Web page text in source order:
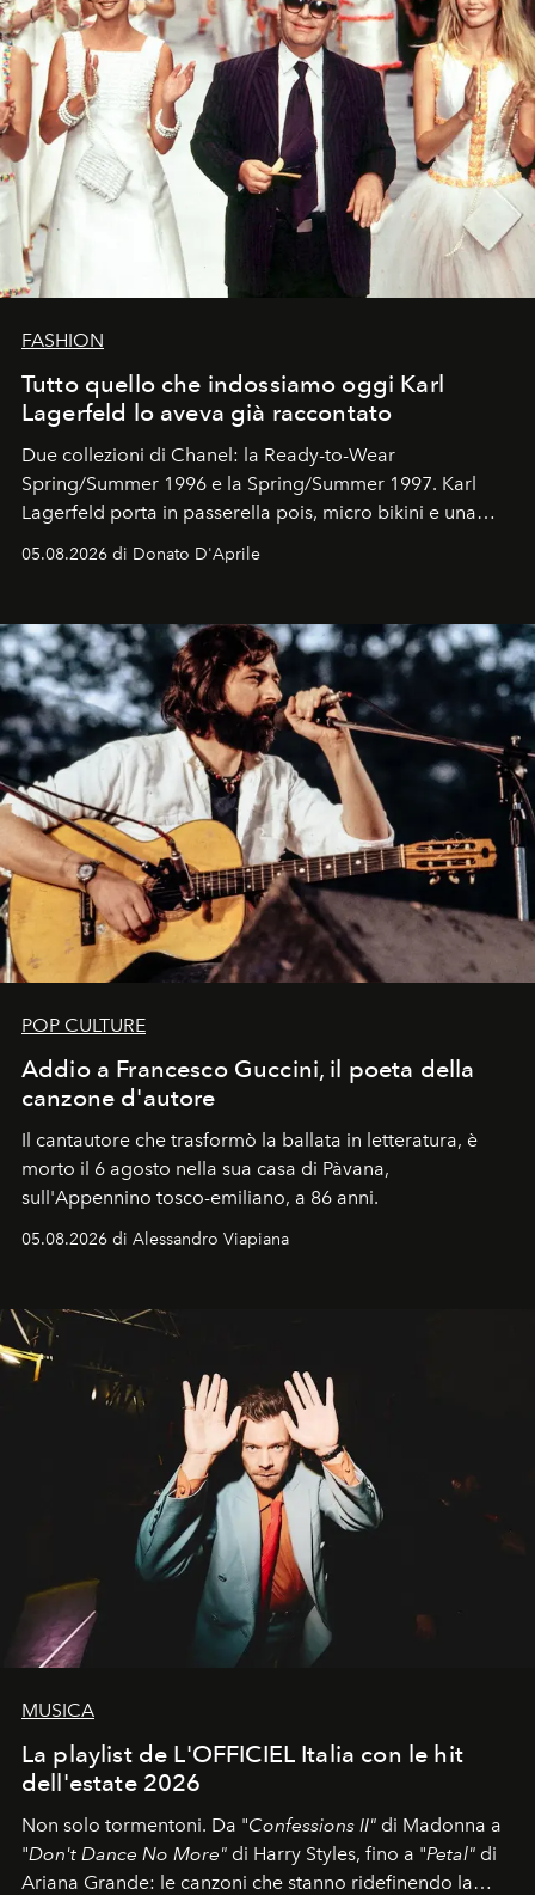
FASHION
Tutto quello che indossiamo oggi Karl
Lagerfeld lo aveva già raccontato
Due collezioni di Chanel: la Ready-to-Wear
Spring/Summer 1996 e la Spring/Summer 1997. Karl
Lagerfeld porta in passerella pois, micro bikini e una
Kate, Claudia e Carla una dietro l'altra. Trent'anni dopo,
uno dei documenti più contemporanei che abbiamo.
05.08.2026 di Donato D'Aprile
POP CULTURE
Addio a Francesco Guccini, il poeta della
canzone d'autore
Il cantautore che trasformò la ballata in letteratura, è
morto il 6 agosto nella sua casa di Pàvana,
sull'Appennino tosco-emiliano, a 86 anni.
05.08.2026 di Alessandro Viapiana
MUSICA
La playlist de L'OFFICIEL Italia con le hit
dell'estate 2026
Non solo tormentoni. Da "Confessions II" di Madonna a
"Don't Dance No More" di Harry Styles, fino a "Petal" di
Ariana Grande: le canzoni che stanno ridefinendo la